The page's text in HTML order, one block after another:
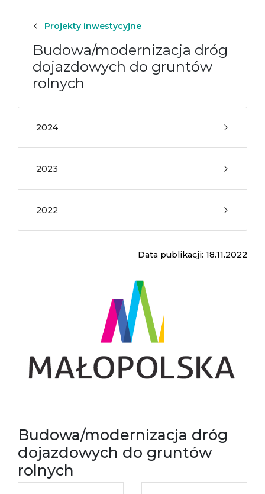
Projekty inwestycyjne
Budowa/modernizacja dróg
dojazdowych do gruntów
rolnych
2024
2023
2022
Data publikacji: 18.11.2022
Budowa/modernizacja dróg
dojazdowych do gruntów
rolnych